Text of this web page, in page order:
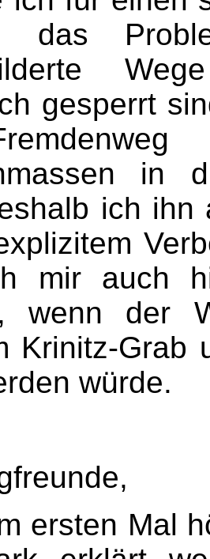
das
gesperrt
in
ich ihn
mir auch
wenn der
Krinitz-Grab
würde.
ersten Mal